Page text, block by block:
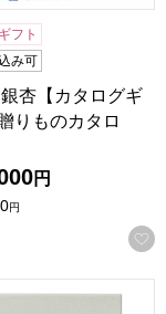
登録する
フト
み可
杏【カタログギ
りものカタロ
円
円
ログギフト】【贈
ソナエ カード アー